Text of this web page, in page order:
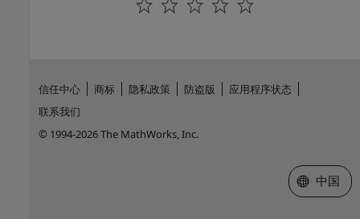
信任中心 商标 隐私政策 防盗版
应用程序状态
联系我们
© 1994-2026 The MathWorks, Inc.
选择网站
中国